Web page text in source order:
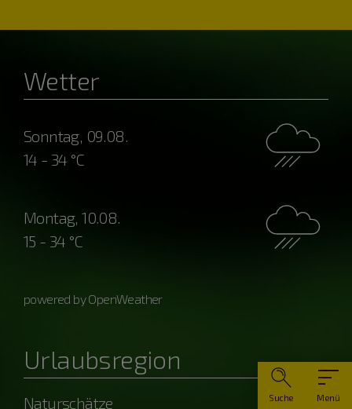
Menü
Suche
Wetter
Sonntag, 09.08.
14 - 34 °C
Montag, 10.08.
15 - 34 °C
powered by OpenWeather
Urlaubsregion
Naturschätze